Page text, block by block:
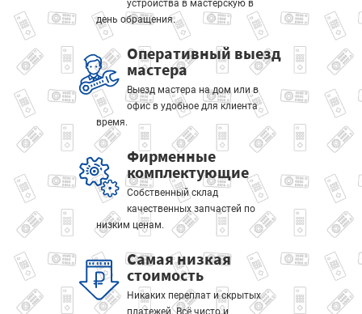
устройства в мастерскую в
день обращения.
Оперативный выезд
мастера
Выезд мастера на дом или в
офис в удобное для клиента
время.
Фирменные
комплектующие
Собственный склад
качественных запчастей по
низким ценам.
Самая низкая
стоимость
Никаких переплат и скрытых
платежей. Всё чисто и